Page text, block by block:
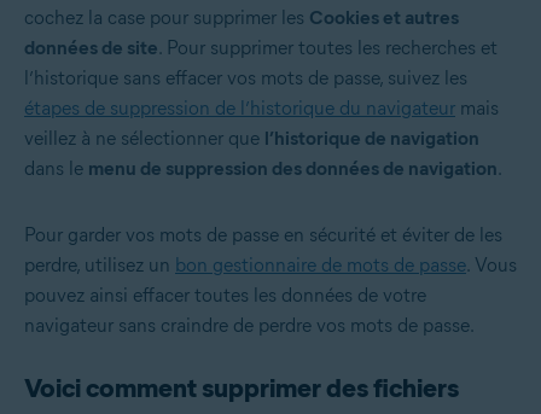
cochez la case pour supprimer les Cookies et autres
données de site. Pour supprimer toutes les recherches et
l’historique sans effacer vos mots de passe, suivez les
étapes de suppression de l’historique du navigateur mais
veillez à ne sélectionner que l’historique de navigation
dans le menu de suppression des données de navigation.
Pour garder vos mots de passe en sécurité et éviter de les
perdre, utilisez un bon gestionnaire de mots de passe. Vous
pouvez ainsi effacer toutes les données de votre
navigateur sans craindre de perdre vos mots de passe.
Voici comment supprimer des fichiers